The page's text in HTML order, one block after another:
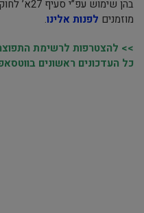
בהן שימוש
מוזמנים לפנות אלינו.
>> להצטרפות לרשימת
כל העדכונים ראשונים